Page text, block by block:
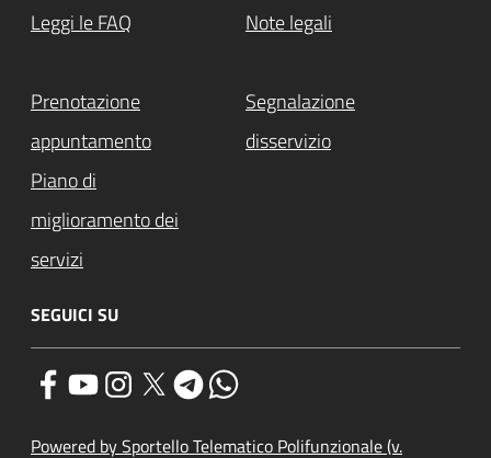
Leggi le FAQ Note legali
Prenotazione
appuntamento
Segnalazione
disservizio
Piano di
miglioramento dei
servizi
SEGUICI SU
Powered by Sportello Telematico Polifunzionale (v.